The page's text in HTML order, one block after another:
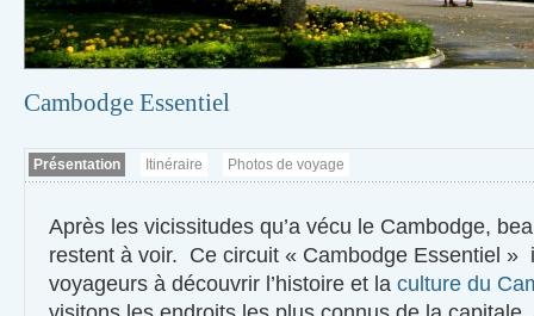
Cambodge Essentiel
Présentation Itinéraire Photos de voyage
Après les vicissitudes qu’a vécu le Cambodge,
restent à voir. Ce circuit « Cambodge Essentiel »
voyageurs à découvrir l’histoire et la culture du